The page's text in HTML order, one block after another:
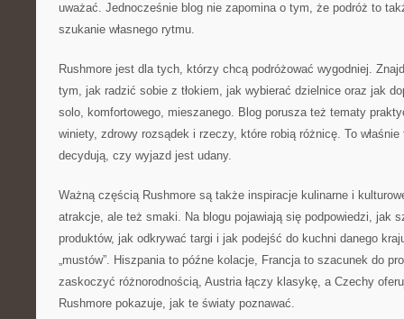
uważać. Jednocześnie blog nie zapomina o tym, że podróż to
szukanie własnego rytmu.
Rushmore jest dla tych, którzy chcą podróżować wygodniej.
tym, jak radzić sobie z tłokiem, jak wybierać dzielnice oraz jak
solo, komfortowego, mieszanego. Blog porusza też tematy
winiety, zdrowy rozsądek i rzeczy, które robią różnicę. To
decydują, czy wyjazd jest udany.
Ważną częścią Rushmore są także inspiracje kulinarne i
atrakcje, ale też smaki. Na blogu pojawiają się podpowiedzi, jak
produktów, jak odkrywać targi i jak podejść do kuchni danego
„mustów”. Hiszpania to późne kolacje, Francja to szacunek do
zaskoczyć różnorodnością, Austria łączy klasykę, a Czechy
Rushmore pokazuje, jak te światy poznawać.